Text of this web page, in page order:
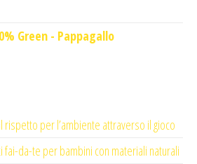
€.20,00 €.
Green - Pappagallo
rispetto per l’ambiente attraverso il gioco
fai-da-te per bambini con materiali naturali